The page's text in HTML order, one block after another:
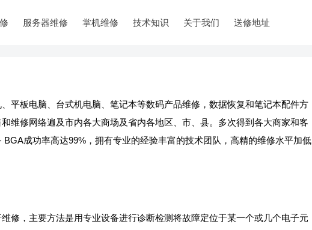
服务器维修 掌机维修 技术知识 关于我们 送修地址
平板电脑、台式机电脑、笔记本等数码产品维修，数据恢复和笔记本配件方
维修网络遍及市内各大商场及省内各地区、市、县。多次得到各大商家和客
成功率高达99%，拥有专业的经验丰富的技术团队，高精的维修水平加低
修，主要方法是用专业设备进行诊断检测将故障定位于某一个或几个电子元